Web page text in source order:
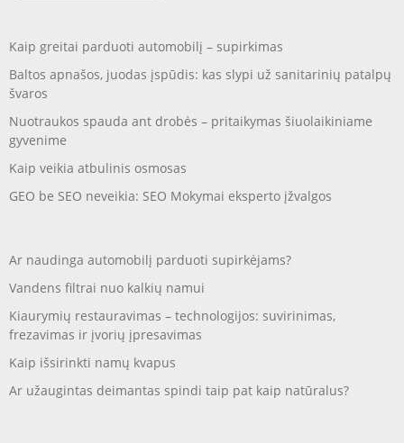
Kaip greitai parduoti automobilį – supirkimas
Baltos apnašos, juodas įspūdis: kas slypi už sanitarinių patalpų
švaros
Nuotraukos spauda ant drobės – pritaikymas šiuolaikiniame
gyvenime
Kaip veikia atbulinis osmosas
GEO be SEO neveikia: SEO Mokymai eksperto įžvalgos
Ar naudinga automobilį parduoti supirkėjams?
Vandens filtrai nuo kalkių namui
Kiaurymių restauravimas – technologijos: suvirinimas,
frezavimas ir įvorių įpresavimas
Kaip išsirinkti namų kvapus
Ar užaugintas deimantas spindi taip pat kaip natūralus?